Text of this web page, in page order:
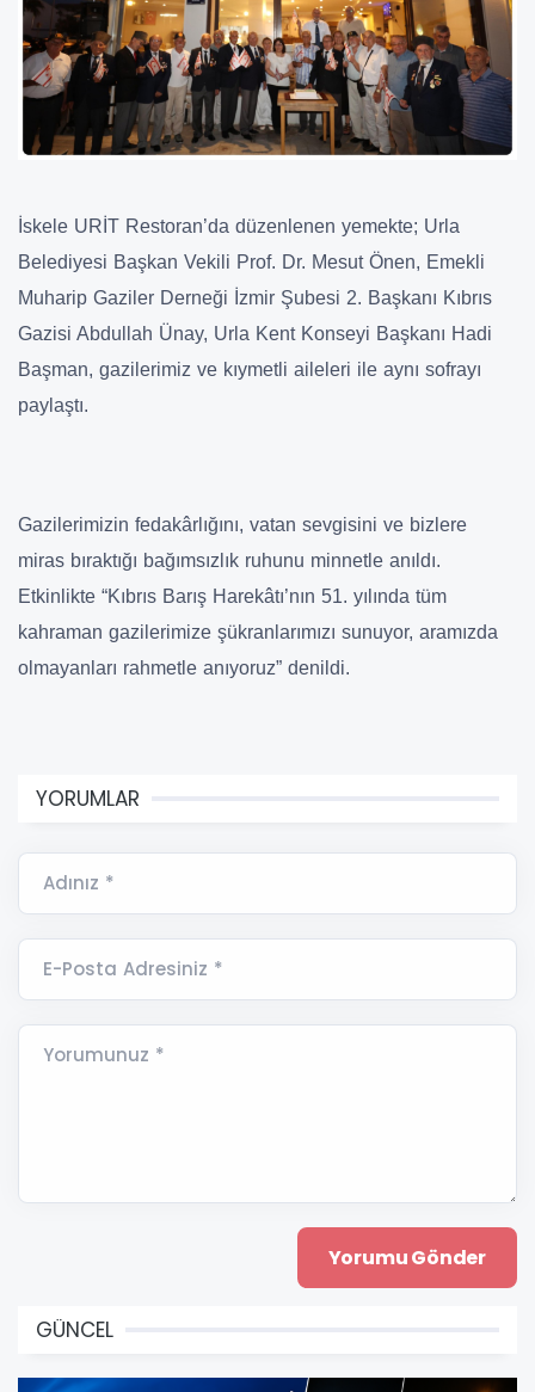
İskele URİT Restoran’da düzenlenen yemekte; Urla
Belediyesi Başkan Vekili Prof. Dr. Mesut Önen, Emekli
Muharip Gaziler Derneği İzmir Şubesi 2. Başkanı Kıbrıs
Gazisi Abdullah Ünay, Urla Kent Konseyi Başkanı Hadi
Başman, gazilerimiz ve kıymetli aileleri ile aynı sofrayı
paylaştı.
Gazilerimizin fedakârlığını, vatan sevgisini ve bizlere
miras bıraktığı bağımsızlık ruhunu minnetle anıldı.
Etkinlikte “Kıbrıs Barış Harekâtı’nın 51. yılında tüm
kahraman gazilerimize şükranlarımızı sunuyor, aramızda
olmayanları rahmetle anıyoruz” denildi.
YORUMLAR
Adınız *
E-Posta Adresiniz *
Yorumunuz *
GÜNCEL